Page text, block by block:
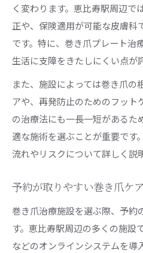
く変わります。恵比寿駅周辺で
正や、保険適用が可能な皮膚科
です。特に、巻き爪プレート治
生活に支障をきたしにくい点が
また、施設によっては巻き爪の
アや、再発防止のためのフット
の治療法にも一長一短があるた
適な施術を選ぶことが重要です
流れやリスクについて詳しく説
予約が取りやすい巻き爪ケ
巻き爪治療施設を選ぶ際、予約
す。恵比寿駅周辺の多くの施設
などのオンラインシステムを導